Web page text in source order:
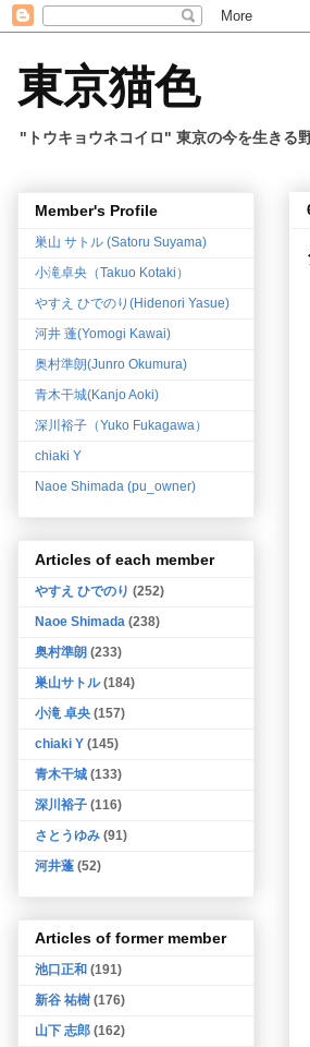
東京猫色
"トウキョウネコイロ" 東京の今を生きる
Member's Profile
巣山 サトル (Satoru Suyama)
小滝卓央（Takuo Kotaki）
やすえ ひでのり(Hidenori Yasue)
河井 蓬(Yomogi Kawai)
奥村準朗(Junro Okumura)
青木干城(Kanjo Aoki)
深川裕子（Yuko Fukagawa）
chiaki Y
Naoe Shimada (pu_owner)
Articles of each member
やすえ ひでのり (252)
Naoe Shimada (238)
奥村準朗 (233)
巣山サトル (184)
小滝 卓央 (157)
chiaki Y (145)
青木干城 (133)
深川裕子 (116)
さとうゆみ (91)
河井蓬 (52)
Articles of former member
池口正和 (191)
新谷 祐樹 (176)
山下 志郎 (162)